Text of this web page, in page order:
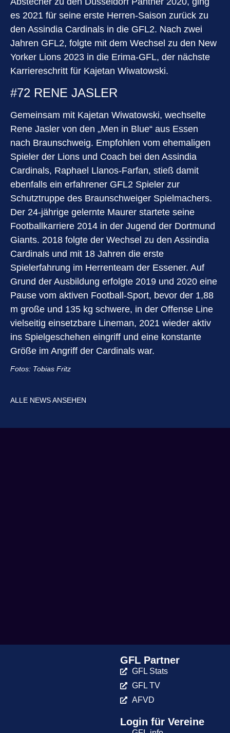
es 2021 für seine erste Herren-Saison zurück zu
den Assindia Cardinals in die GFL2. Nach zwei
Jahren GFL2, folgte mit dem Wechsel zu den New
Yorker Lions 2023 in die Erima-GFL, der nächste
Karriereschritt für Kajetan Wiwatowski.
#72 RENE JASLER
Gemeinsam mit Kajetan Wiwatowski, wechselte
Rene Jasler von den „Men in Blue“ aus Essen
nach Braunschweig. Empfohlen vom ehemaligen
Spieler der Lions und Coach bei den Assindia
Cardinals, Raphael Llanos-Farfan, stieß damit
ebenfalls ein erfahrener GFL2 Spieler zur
Schutztruppe des Braunschweiger Spielmachers.
Der 24-jährige gelernte Maurer startete seine
Footballkarriere 2014 in der Jugend der Dortmund
Giants. 2018 folgte der Wechsel zu den Assindia
Cardinals und mit 18 Jahren die erste
Spielerfahrung im Herrenteam der Essener. Auf
Grund der Ausbildung erfolgte 2019 und 2020 eine
Pause vom aktiven Football-Sport, bevor der 1,88
m große und 135 kg schwere, in der Offense Line
vielseitig einsetzbare Lineman, 2021 wieder aktiv
ins Spielgeschehen eingriff und eine konstante
Größe im Angriff der Cardinals war.
Fotos: Tobias Fritz
ALLE NEWS ANSEHEN
GFL Partner
GFL Stats
GFL TV
AFVD
Login für Vereine